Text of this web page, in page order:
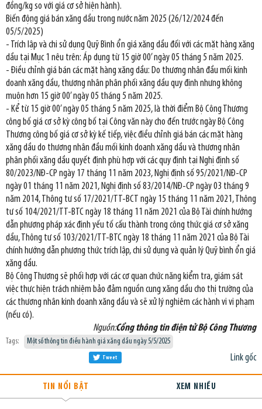
đồng/kg so với giá cơ sở hiện hành).
Biến động giá bán xăng dầu trong nước năm 2025 (26/12/2024 đến
05/5/2025)
- Trích lập và chi sử dụng Quỹ Bình ổn giá xăng dầu đối với các mặt hàng xăng
dầu tại Mục 1 nêu trên: Áp dụng từ 15 giờ 00’ ngày 05 tháng 5 năm 2025.
- Điều chỉnh giá bán các mặt hàng xăng dầu: Do thương nhân đầu mối kinh
doanh xăng dầu, thương nhân phân phối xăng dầu quy định nhưng không
muộn hơn 15 giờ 00’ ngày 05 tháng 5 năm 2025.
- Kể từ 15 giờ 00’ ngày 05 tháng 5 năm 2025, là thời điểm Bộ Công Thương
công bố giá cơ sở kỳ công bố tại Công văn này cho đến trước ngày Bộ Công
Thương công bố giá cơ sở kỳ kế tiếp, việc điều chỉnh giá bán các mặt hàng
xăng dầu do thương nhân đầu mối kinh doanh xăng dầu và thương nhân
phân phối xăng dầu quyết định phù hợp với các quy định tại Nghị định số
80/2023/NĐ-CP ngày 17 tháng 11 năm 2023, Nghị định số 95/2021/NĐ-CP
ngày 01 tháng 11 năm 2021, Nghị định số 83/2014/NĐ-CP ngày 03 tháng 9
năm 2014, Thông tư số 17/2021/TT-BCT ngày 15 tháng 11 năm 2021, Thông
tư số 104/2021/TT-BTC ngày 18 tháng 11 năm 2021 của Bộ Tài chính hướng
dẫn phương pháp xác định yếu tố cấu thành trong công thức giá cơ sở xăng
dầu, Thông tư số 103/2021/TT-BTC ngày 18 tháng 11 năm 2021 của Bộ Tài
chính hướng dẫn phương thức trích lập, chi sử dụng và quản lý Quỹ bình ổn giá
xăng dầu.
Bộ Công Thương sẽ phối hợp với các cơ quan chức năng kiểm tra, giám sát
việc thực hiện trách nhiệm bảo đảm nguồn cung xăng dầu cho thị trường của
các thương nhân kinh doanh xăng dầu và sẽ xử lý nghiêm các hành vi vi phạm
(nếu có).
Nguồn:Cổng thông tin điện tử Bộ Công Thương
Tags: Một số thông tin điều hành giá xăng dầu ngày 5/5/2025
Link gốc
Tweet
TIN NỔI BẬT XEM NHIỀU